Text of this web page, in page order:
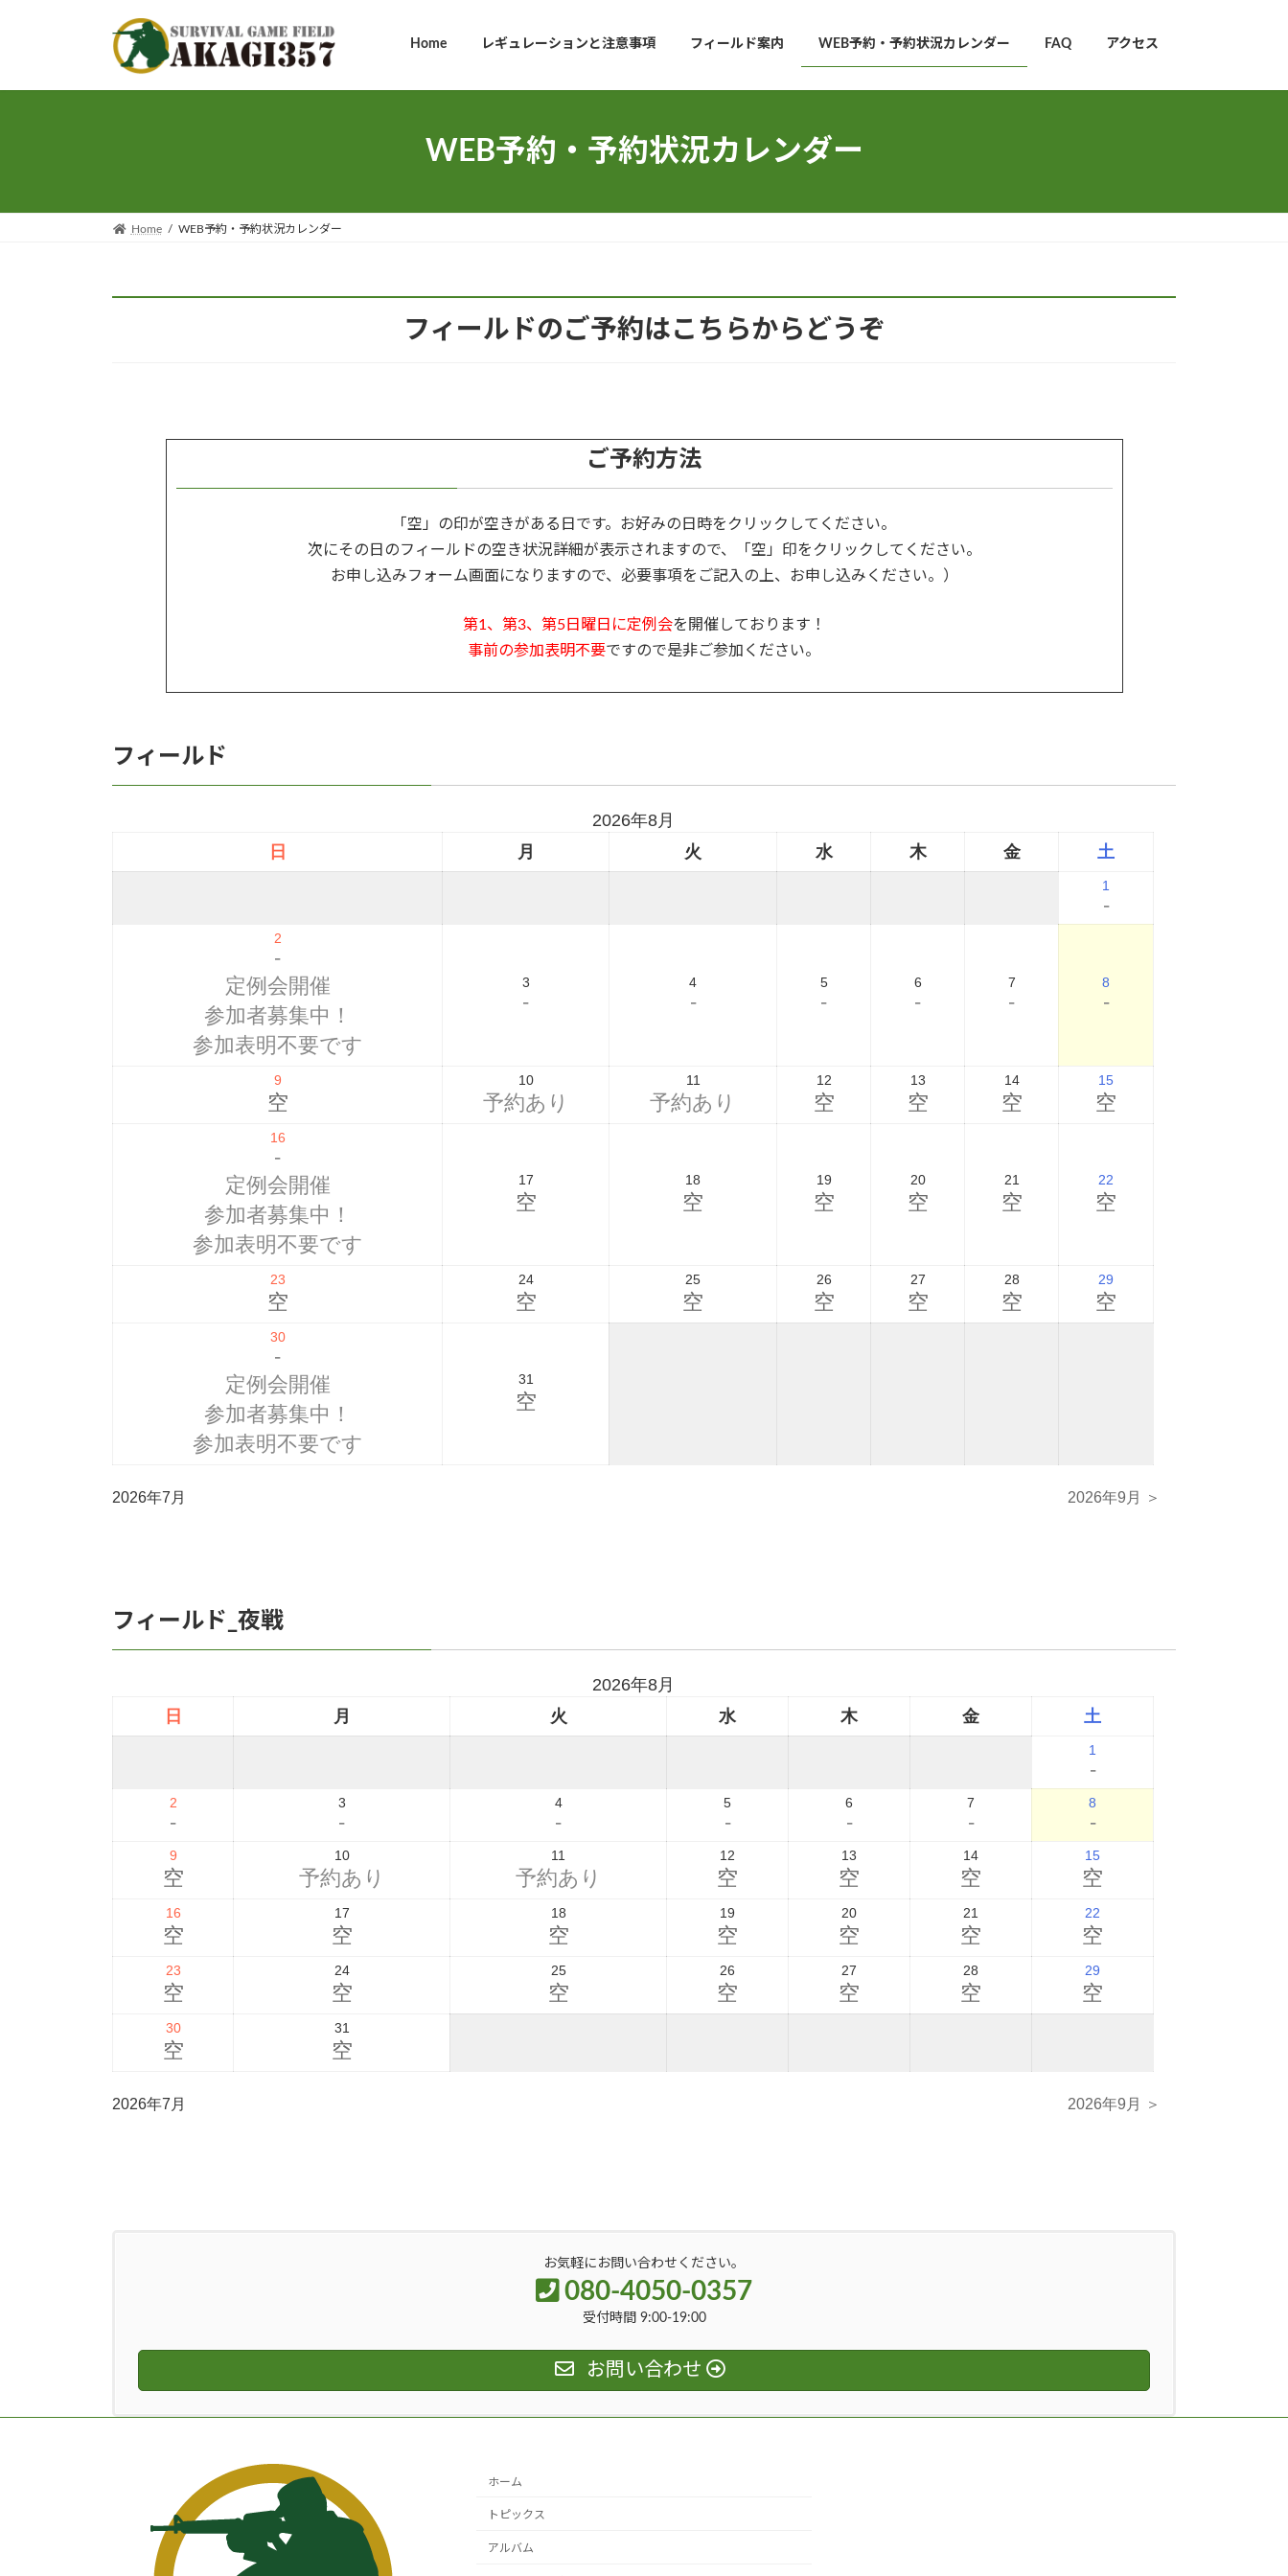
Home レギュレーションと注意事項 フィールド案内 WEB予約・予約状況カレンダー FAQ アクセス
WEB予約・予約状況カレンダー
Home WEB予約・予約状況カレンダー
フィールドのご予約はこちらからどうぞ
ご予約方法
「空」の印が空きがある日です。お好みの日時をクリックしてください。
次にその日のフィールドの空き状況詳細が表示されますので、「空」印をクリックしてください。
お申し込みフォーム画面になりますので、必要事項をご記入の上、お申し込みください。）
第1、第3、第5日曜日に定例会を開催しております！
事前の参加表明不要ですので是非ご参加ください。
フィールド
2026年8月
日
月 火 水 木 金 土
1
-
2
-
定例会開催
参加者募集中！
参加表明不要です
3
-
4
-
5
-
6
-
7
-
8
-
9
空
10
予約あり
11
予約あり
12
空
13
空
14
空
15
空
16
-
定例会開催
参加者募集中！
参加表明不要です
17
空
18
空
19
空
20
空
21
空
22
空
23
空
24
空
25
空
26
空
27
空
28
空
29
空
30
-
定例会開催
参加者募集中！
参加表明不要です
31
空
2026年7月 2026年9月 ＞
フィールド_夜戦
2026年8月
日
月 火 水 木 金 土
1
-
2
-
3
-
4
-
5
-
6
-
7
-
8
-
9
空
10
予約あり
11
予約あり
12
空
13
空
14
空
15
空
16
空
17
空
18
空
19
空
20
空
21
空
22
空
23
空
24
空
25
空
26
空
27
空
28
空
29
空
30
空
31
空
2026年7月 2026年9月 ＞
お気軽にお問い合わせください。
080-4050-0357
受付時間 9:00-19:00
お問い合わせ
ホーム
トピックス
アルバム